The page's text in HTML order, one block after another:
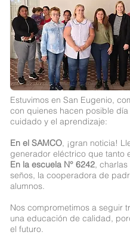
Estuvimos en San Eugenio,
con quienes hacen posible día
cuidado y el aprendizaje:
En el SAMCO, ¡gran noticia!
generador eléctrico que tanto
En la escuela N° 6242,
seños, la cooperadora de
alumnos.
Nos comprometimos a seguir
una educación de calidad,
el futuro.